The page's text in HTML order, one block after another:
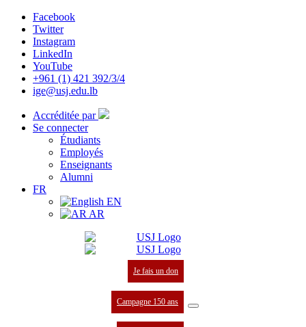
Facebook
Twitter
Instagram
LinkedIn
YouTube
+961 (1) 421 392/3/4
ige@usj.edu.lb
Accréditée par
Se connecter
Étudiants
Employés
Enseignants
Alumni
FR
EN
AR
Je fais un don
Campagne 150 ans